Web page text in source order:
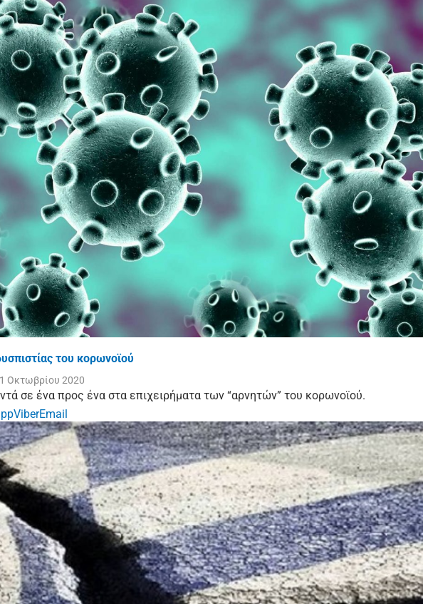
του κορωνοϊού
Οκτωβρίου 2020
σε ένα προς ένα στα επιχειρήματα των “αρνητών” του κορωνοϊού.
ViberEmail